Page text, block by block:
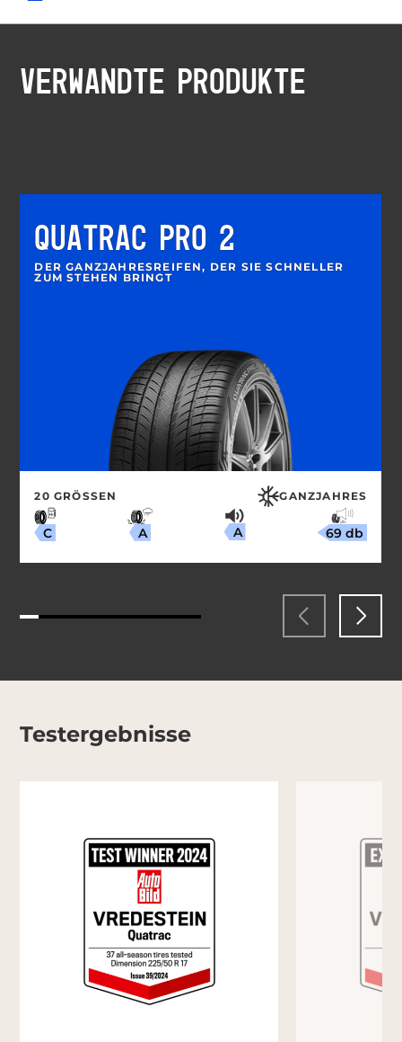
VERWANDTE PRODUKTE
QUATRAC PRO 2
DER GANZJAHRESREIFEN, DER SIE SCHNELLER
ZUM STEHEN BRINGT
20 GRÖSSEN GANZJAHRES
C A A 69 db
Testergebnisse